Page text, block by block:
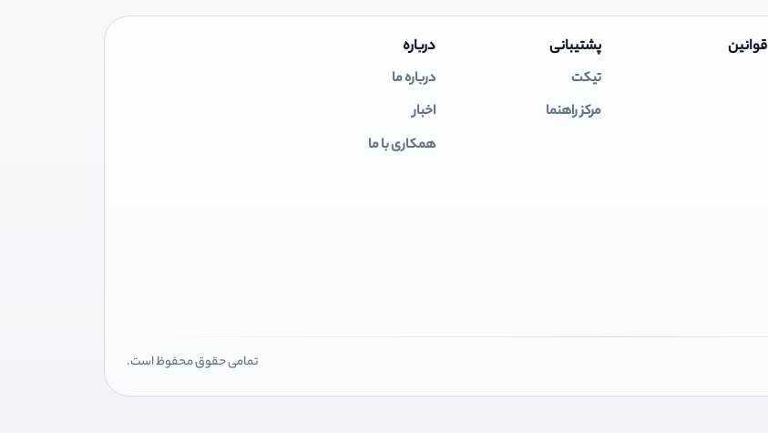
قوانین پشتیبانی
تیکت
مرکز راهنما
درباره
درباره ما
اخبار
همکاری با ما
تمامی حقوق محفوظ است.